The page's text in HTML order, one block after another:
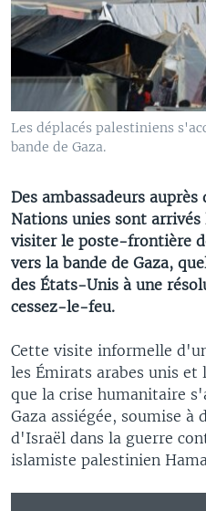
Les déplacés palestiniens
bande de Gaza.
Des ambassadeurs
Nations unies sont
visiter le poste-frontière
vers la bande de Gaza,
des États-Unis à une
cessez-le-feu.
Cette visite informelle
les Émirats arabes unis
que la crise humanitaire
Gaza assiégée, soumise
d'Israël dans la guerre
islamiste palestinien